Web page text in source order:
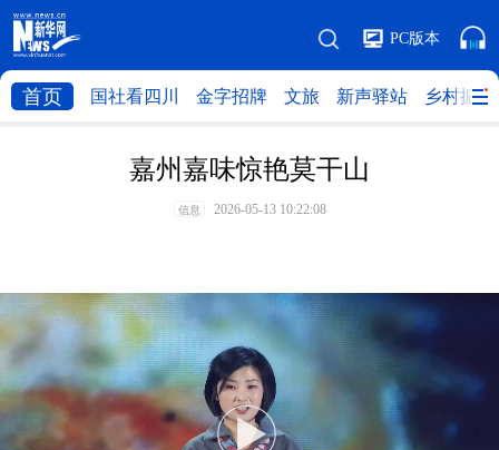
PC版本
首页 国社看四川 金字招牌 文旅 新声驿站 乡村振兴
嘉州嘉味惊艳莫干山
信息 2026-05-13 10:22:08